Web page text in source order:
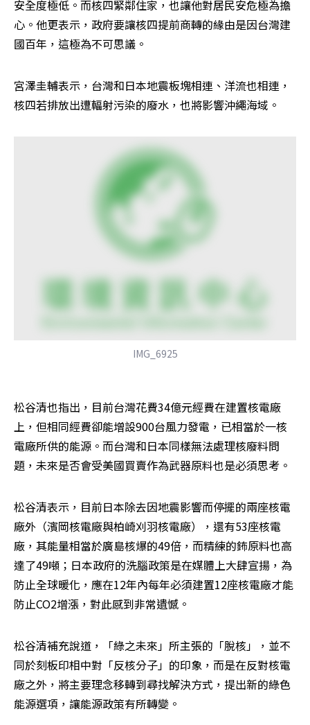
安全度極低。而核四緊鄰住家，也讓他對居民安危極為擔
心。他更表示，政府要讓核四提前商轉的緣由是因台灣建
國百年，這極為不可思議。
宮澤圭輔表示，台灣和日本地震板塊相連、洋流也相連，
核四若排放出遭輻射污染的廢水，也將影響沖繩海域。
IMG_6925
松谷清也指出，目前台灣花費34億元經費在建置核電廠
上，但相同經費卻能增設900台風力發電，已相當於一核
電廠所供的能源。而台灣和日本同樣無法處理核廢料問
題，未來是否會受美國買賣作為武器原料也是必須思考。
松谷清表示，目前日本除去因地震影響而停擺的兩座核電
廠外（濱岡核電廠與柏崎刈羽核電廠），還有53座核電
廠，其能量相當於廣島核爆的49倍，而精練的鈽原料也高
達了49噸；日本政府的洗腦政策是在媒體上大肆宣揚，為
防止全球暖化，應在12年內每年必須建置12座核電廠才能
防止CO2增漲，對此感到非常遺憾。
松谷清補充說道，「綠之未來」所主張的「脫核」，並不
同於刻板印相中對「反核分子」的印象，而是在反對核電
廠之外，將主要理念移轉到尋找解決方式，提出新的綠色
能源選項，讓能源政策有所轉變。